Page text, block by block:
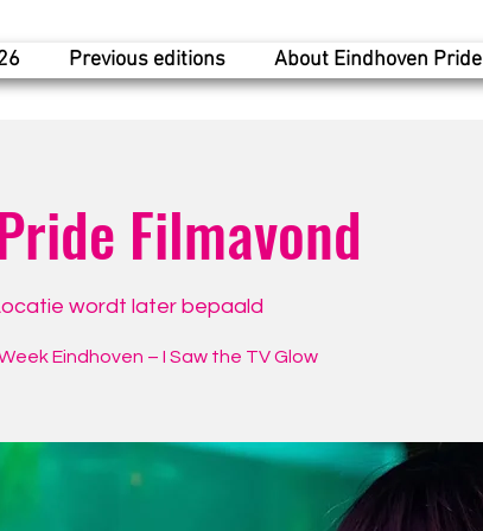
Previous editions About Eindhoven Pride
Filmavond
wordt later bepaald
Eindhoven – I Saw the TV Glow